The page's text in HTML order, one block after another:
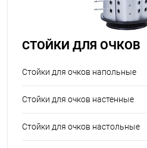
СТОЙКИ ДЛЯ ОЧКОВ
Стойки для очков напольные
Стойки для очков настенные
Стойки для очков настольные